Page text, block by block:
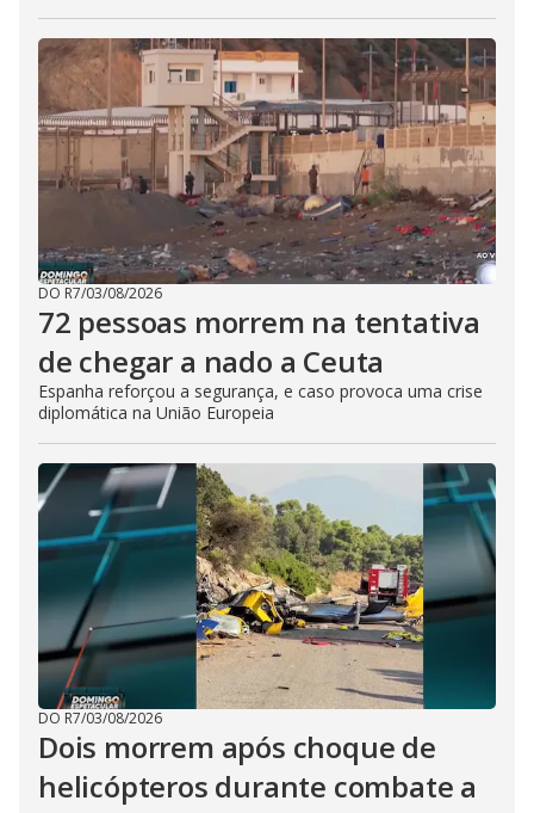
DO R7/03/08/2026
72 pessoas morrem na tentativa
de chegar a nado a Ceuta
Espanha reforçou a segurança, e caso provoca uma crise
diplomática na União Europeia
DO R7/03/08/2026
Dois morrem após choque de
helicópteros durante combate a